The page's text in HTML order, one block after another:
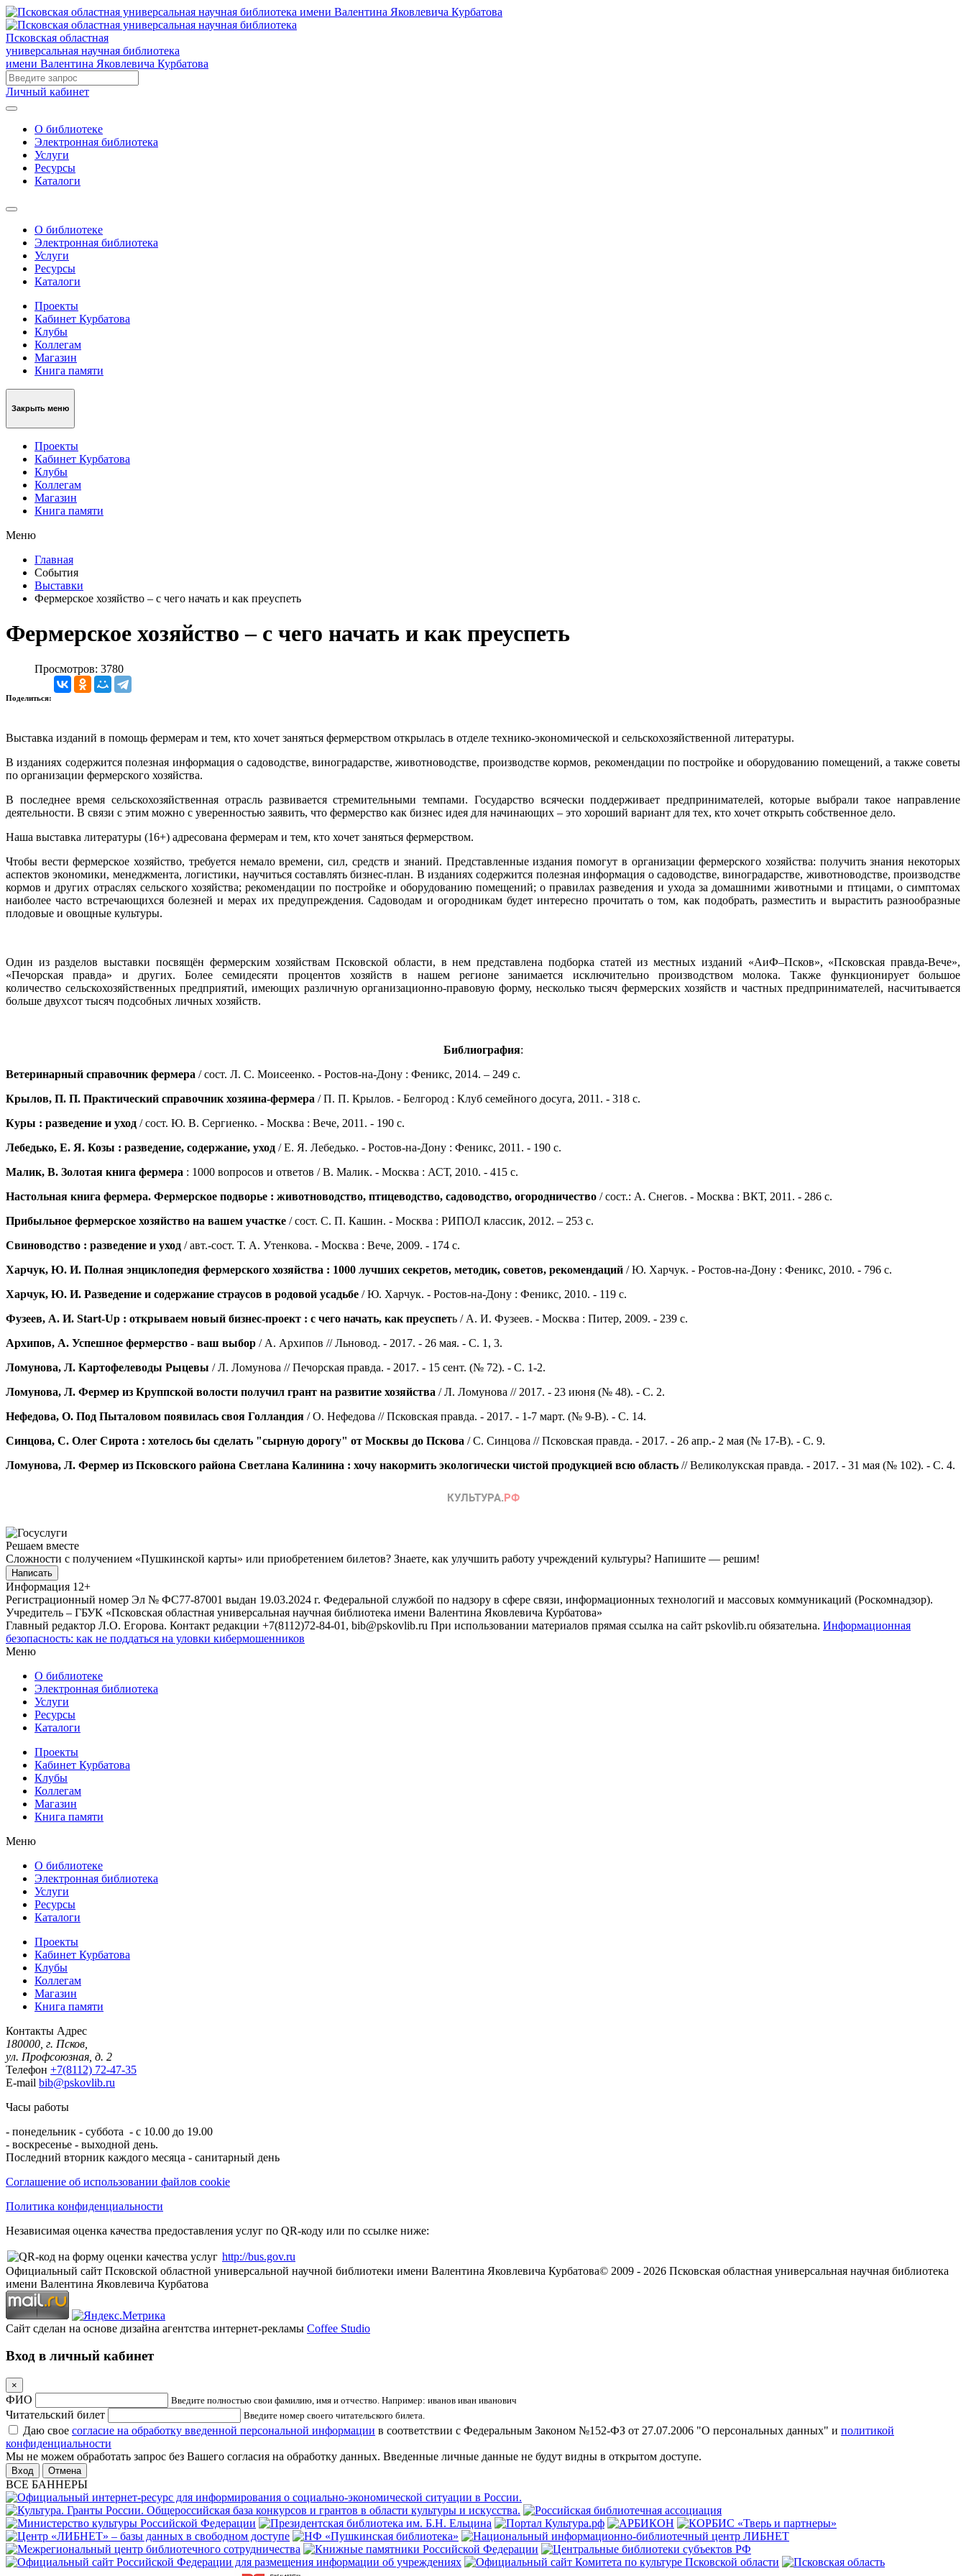
Псковская областная
универсальная научная библиотека
имени Валентина Яковлевича Курбатова
Личный кабинет
О библиотеке
Электронная библиотека
Услуги
Ресурсы
Каталоги
О библиотеке
Электронная библиотека
Услуги
Ресурсы
Каталоги
Проекты
Кабинет Курбатова
Клубы
Коллегам
Магазин
Книга памяти
Закрыть меню
Проекты
Кабинет Курбатова
Клубы
Коллегам
Магазин
Книга памяти
Меню
Главная
События
Выставки
Фермерское хозяйство – с чего начать и как преуспеть
Фермерское хозяйство – с чего начать и как преуспеть
Просмотров: 3780
Поделиться:
Выставка изданий в помощь фермерам и тем, кто хочет заняться фермерством открылась в отделе технико-экономической и сельскохозяйственной литературы.
В изданиях содержится полезная информация о садоводстве, виноградарстве, животноводстве, производстве кормов, рекомендации по постройке и оборудованию помещений, а также советы
по организации фермерского хозяйства.
В последнее время сельскохозяйственная отрасль развивается стремительными темпами. Государство всячески поддерживает предпринимателей, которые выбрали такое направление
деятельности. В связи с этим можно с уверенностью заявить, что фермерство как бизнес идея для начинающих – это хороший вариант для тех, кто хочет открыть собственное дело.
Наша выставка литературы (16+) адресована фермерам и тем, кто хочет заняться фермерством.
Чтобы вести фермерское хозяйство, требуется немало времени, сил, средств и знаний. Представленные издания помогут в организации фермерского хозяйства: получить знания некоторых
аспектов экономики, менеджмента, логистики, научиться составлять бизнес-план. В изданиях содержится полезная информация о садоводстве, виноградарстве, животноводстве, производстве
кормов и других отраслях сельского хозяйства; рекомендации по постройке и оборудованию помещений; о правилах разведения и ухода за домашними животными и птицами, о симптомах
наиболее часто встречающихся болезней и мерах их предупреждения. Садоводам и огородникам будет интересно прочитать о том, как подобрать, разместить и вырастить разнообразные
плодовые и овощные культуры.
Один из разделов выставки посвящён фермерским хозяйствам Псковской области, в нем представлена подборка статей из местных изданий «АиФ–Псков», «Псковская правда-Вече»,
«Печорская правда» и других. Более семидесяти процентов хозяйств в нашем регионе занимается исключительно производством молока. Также функционирует большое
количество сельскохозяйственных предприятий, имеющих различную организационно-правовую форму, несколько тысяч фермерских хозяйств и частных предпринимателей, насчитывается
больше двухсот тысяч подсобных личных хозяйств.
Библиография:
Ветеринарный справочник фермера / сост. Л. С. Моисеенко. - Ростов-на-Дону : Феникс, 2014. – 249 с.
Крылов, П. П. Практический справочник хозяина-фермера / П. П. Крылов. - Белгород : Клуб семейного досуга, 2011. - 318 с.
Куры : разведение и уход / сост. Ю. В. Сергиенко. - Москва : Вече, 2011. - 190 с.
Лебедько, Е. Я. Козы : разведение, содержание, уход / Е. Я. Лебедько. - Ростов-на-Дону : Феникс, 2011. - 190 с.
Малик, В. Золотая книга фермера : 1000 вопросов и ответов / В. Малик. - Москва : АСТ, 2010. - 415 с.
Настольная книга фермера. Фермерское подворье : животноводство, птицеводство, садоводство, огородничество / сост.: А. Снегов. - Москва : ВКТ, 2011. - 286 с.
Прибыльное фермерское хозяйство на вашем участке / сост. С. П. Кашин. - Москва : РИПОЛ классик, 2012. – 253 с.
Свиноводство : разведение и уход / авт.-сост. Т. А. Утенкова. - Москва : Вече, 2009. - 174 с.
Харчук, Ю. И. Полная энциклопедия фермерского хозяйства : 1000 лучших секретов, методик, советов, рекомендаций / Ю. Харчук. - Ростов-на-Дону : Феникс, 2010. - 796 с.
Харчук, Ю. И. Разведение и содержание страусов в родовой усадьбе / Ю. Харчук. - Ростов-на-Дону : Феникс, 2010. - 119 с.
Фузеев, А. И. Start-Up : открываем новый бизнес-проект : с чего начать, как преуспеть / А. И. Фузеев. - Москва : Питер, 2009. - 239 с.
Архипов, А. Успешное фермерство - ваш выбор / А. Архипов // Льновод. - 2017. - 26 мая. - С. 1, 3.
Ломунова, Л. Картофелеводы Рыцевы / Л. Ломунова // Печорская правда. - 2017. - 15 сент. (№ 72). - С. 1-2.
Ломунова, Л. Фермер из Круппской волости получил грант на развитие хозяйства / Л. Ломунова // 2017. - 23 июня (№ 48). - С. 2.
Нефедова, О. Под Пыталовом появилась своя Голландия / О. Нефедова // Псковская правда. - 2017. - 1-7 март. (№ 9-В). - С. 14.
Синцова, С. Олег Сирота : хотелось бы сделать "сырную дорогу" от Москвы до Пскова / С. Синцова // Псковская правда. - 2017. - 26 апр.- 2 мая (№ 17-В). - С. 9.
Ломунова, Л. Фермер из Псковского района Светлана Калинина : хочу накормить экологически чистой продукцией всю область // Великолукская правда. - 2017. - 31 мая (№ 102). - С. 4.
Решаем вместе
Сложности с получением «Пушкинской карты» или приобретением билетов? Знаете, как улучшить работу учреждений культуры? Напишите — решим!
Написать
Информация 12+
Регистрационный номер Эл № ФС77-87001 выдан 19.03.2024 г. Федеральной службой по надзору в сфере связи, информационных технологий и массовых коммуникаций (Роскомнадзор).
Учредитель – ГБУК «Псковская областная универсальная научная библиотека имени Валентина Яковлевича Курбатова»
Главный редактор Л.О. Егорова. Контакт редакции +7(8112)72-84-01, bib@pskovlib.ru При использовании материалов прямая ссылка на сайт pskovlib.ru обязательна. Информационная
безопасность: как не поддаться на уловки кибермошенников
Меню
О библиотеке
Электронная библиотека
Услуги
Ресурсы
Каталоги
Проекты
Кабинет Курбатова
Клубы
Коллегам
Магазин
Книга памяти
Меню
О библиотеке
Электронная библиотека
Услуги
Ресурсы
Каталоги
Проекты
Кабинет Курбатова
Клубы
Коллегам
Магазин
Книга памяти
Контакты Адрес
180000, г. Псков,
ул. Профсоюзная, д. 2
Телефон +7(8112) 72-47-35
E-mail bib@pskovlib.ru
Часы работы
- понедельник - суббота - с 10.00 до 19.00
- воскресенье - выходной день.
Последний вторник каждого месяца - санитарный день
Соглашение об использовании файлов cookie
Политика конфиденциальности
Независимая оценка качества предоставления услуг по QR-коду или по ссылке ниже:
http://bus.gov.ru
Официальный сайт Псковской областной универсальной научной библиотеки имени Валентина Яковлевича Курбатова© 2009 - 2026 Псковская областная универсальная научная библиотека
имени Валентина Яковлевича Курбатова
Сайт сделан на основе дизайна агентства интернет-рекламы Coffee Studio
Вход в личный кабинет
×
ФИО Введите полностью свои фамилию, имя и отчество. Например: иванов иван иванович
Читательский билет Введите номер своего читательского билета.
Даю свое согласие на обработку введенной персональной информации в соответствии с Федеральным Законом №152-ФЗ от 27.07.2006 "О персональных данных" и политикой
конфиденциальности
Мы не можем обработать запрос без Вашего согласия на обработку данных. Введенные личные данные не будут видны в открытом доступе.
Отмена
ВСЕ БАННЕРЫ